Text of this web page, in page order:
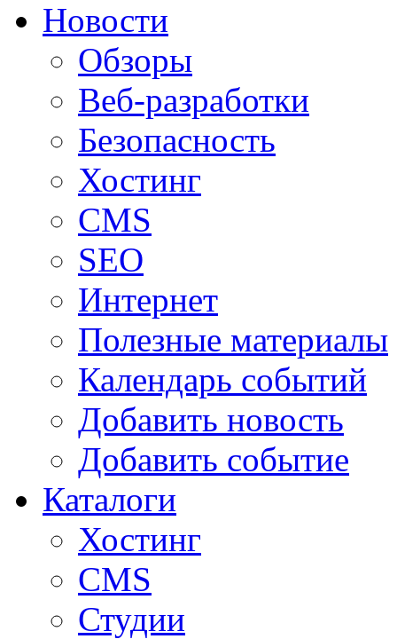
Новости
Обзоры
Веб-разработки
Безопасность
Хостинг
CMS
SEO
Интернет
Полезные материалы
Календарь событий
Добавить новость
Добавить событие
Каталоги
Хостинг
CMS
Студии